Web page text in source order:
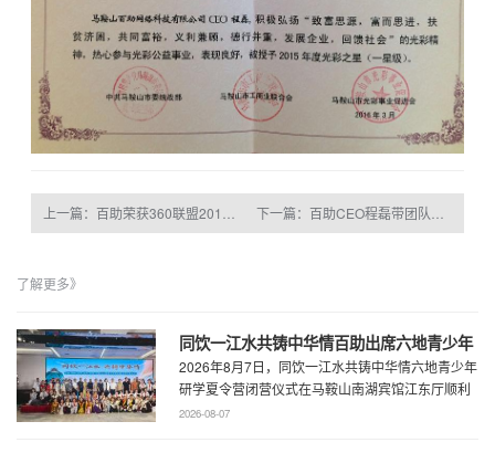
了解更多》
同饮一江水共铸中华情百助出席六地青少年
研学夏令营闭营仪式
2026年8月7日，同饮一江水共铸中华情六地青少年
研学夏令营闭营仪式在马鞍山南湖宾馆江东厅顺利
举办，百助CEO、马鞍山市新联会会长程 ...
2026-08-07